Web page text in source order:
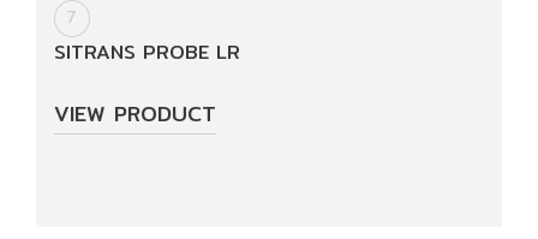
7
SITRANS PROBE LR
VIEW PRODUCT